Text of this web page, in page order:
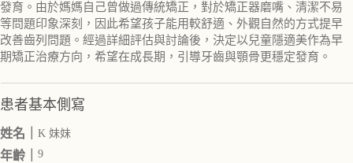
發育。由於媽媽自己曾做過傳統矯正，對於矯正器磨嘴、清潔不易
等問題印象深刻，因此希望孩子能用較舒適、外觀自然的方式提早
改善齒列問題。經過詳細評估與討論後，決定以兒童隱適美作為早
期矯正治療方向，希望在成長期，引導牙齒與顎骨更穩定發育。
患者基本側寫
姓名｜ K 妹妹
年齡｜ 9